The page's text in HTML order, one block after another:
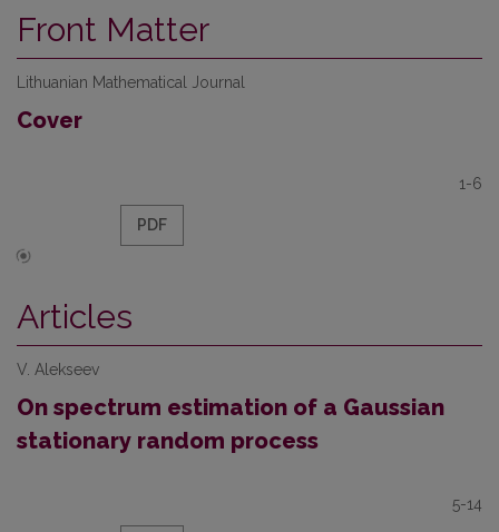
Front Matter
Lithuanian Mathematical Journal
Cover
1-6
PDF
Articles
V. Alekseev
On spectrum estimation of a Gaussian
stationary random process
5-14